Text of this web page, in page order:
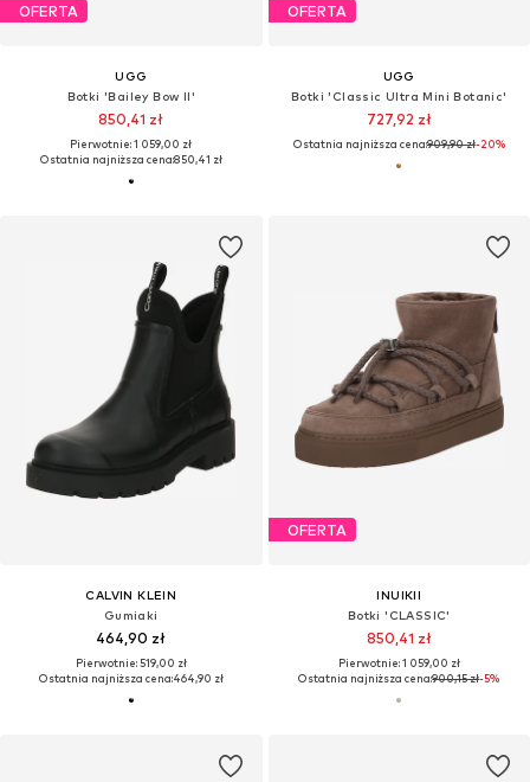
OFERTA
UGG
Botki 'Bailey Bow II'
850,41 zł
Pierwotnie: 1 059,00 zł
Ostatnia najniższa cena:850,41 zł
OFERTA
UGG
Botki 'Classic Ultra Mini Botanic'
727,92 zł
Ostatnia najniższa cena:909,90 zł-20%
CALVIN KLEIN
Gumiaki
464,90 zł
Pierwotnie: 519,00 zł
Ostatnia najniższa cena:464,90 zł
OFERTA
INUIKII
Botki 'CLASSIC'
850,41 zł
Pierwotnie: 1 059,00 zł
Ostatnia najniższa cena:900,15 zł-5%